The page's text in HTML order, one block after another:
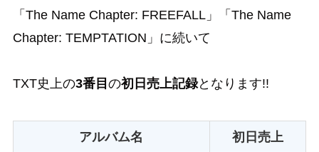
「The Name Chapter: FREEFALL」「The Name
Chapter: TEMPTATION」に続いて
TXT史上の3番目 の初日売上記録となります!!
アルバム名 初日売上